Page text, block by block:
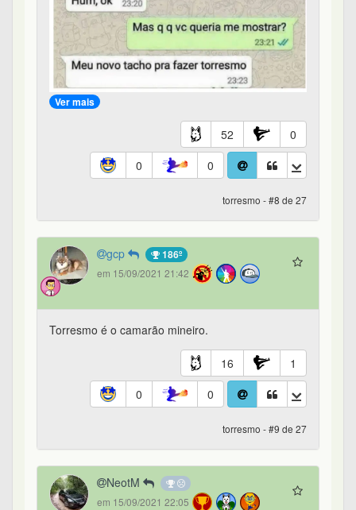
Ver mais
52
0
0
0
torresmo - #8 de 27
gcp 186º
em 15/09/2021 21:42
Torresmo é o camarão mineiro.
16
1
0
0
torresmo - #9 de 27
NeotM
em 15/09/2021 22:05